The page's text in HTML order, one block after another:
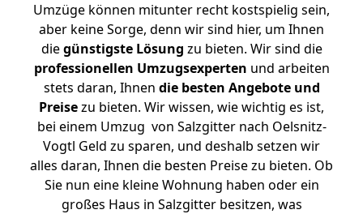
Umzüge können mitunter recht kostspielig sein,
aber keine Sorge, denn wir sind hier, um Ihnen
diegünstigste Lösung zu bieten. Wir sind die
professionellen Umzugsexperten und arbeiten
stets daran, Ihnen die besten Angebote und
Preisezu bieten. Wir wissen, wie wichtig es ist,
bei einem Umzug von Salzgitter nach Oelsnitz-
Vogtl Geld zu sparen, und deshalb setzen wir
alles daran, Ihnen die besten Preise zu bieten. Ob
Sie nun eine kleine Wohnung haben oder ein
großes Haus in Salzgitter besitzen, was